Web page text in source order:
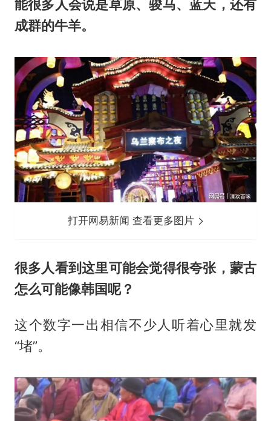
能很多人会说是草原、骏马、蓝天，还有
成群的牛羊。
打开网易新闻 查看更多图片
很多人看到这里可能会觉得很夸张，蒙古
怎么可能像韩国呢？
这个数字一出相信不少人听着心里就发
“堵”。